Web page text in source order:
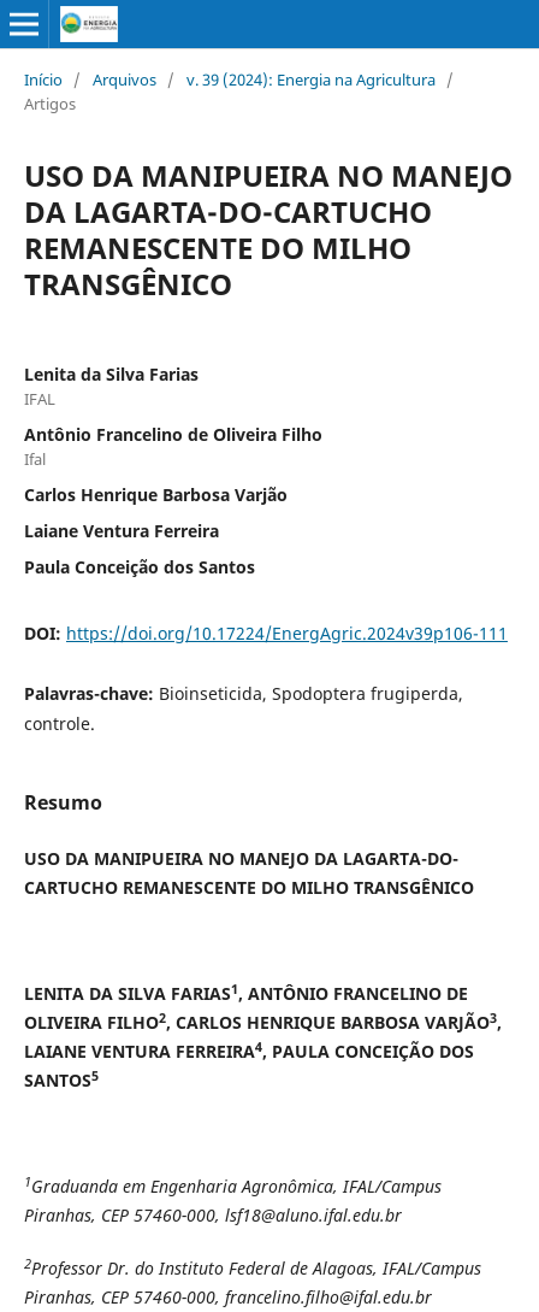
Início / Arquivos / v. 39 (2024): Energia na Agricultura /
Artigos
USO DA MANIPUEIRA NO MANEJO
DA LAGARTA-DO-CARTUCHO
REMANESCENTE DO MILHO
TRANSGÊNICO
Lenita da Silva Farias
IFAL
Antônio Francelino de Oliveira Filho
Ifal
Carlos Henrique Barbosa Varjão
Laiane Ventura Ferreira
Paula Conceição dos Santos
DOI: https://doi.org/10.17224/EnergAgric.2024v39p106-111
Palavras-chave: Bioinseticida, Spodoptera frugiperda,
controle.
Resumo
USO DA MANIPUEIRA NO MANEJO DA LAGARTA-DO-
CARTUCHO REMANESCENTE DO MILHO TRANSGÊNICO
LENITA DA SILVA FARIAS1, ANTÔNIO FRANCELINO DE
OLIVEIRA FILHO2, CARLOS HENRIQUE BARBOSA VARJÃO3,
LAIANE VENTURA FERREIRA4, PAULA CONCEIÇÃO DOS
SANTOS5
1Graduanda em Engenharia Agronômica, IFAL/Campus
Piranhas, CEP 57460-000, lsf18@aluno.ifal.edu.br
2Professor Dr. do Instituto Federal de Alagoas, IFAL/Campus
Piranhas, CEP 57460-000, francelino.filho@ifal.edu.br